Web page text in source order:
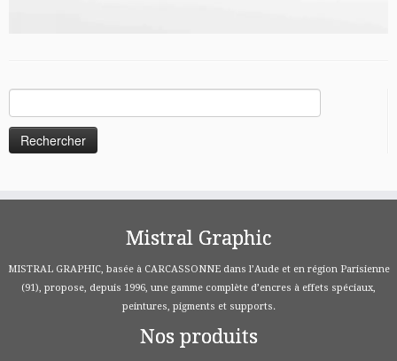
Mistral Graphic
MISTRAL GRAPHIC, basée à CARCASSONNE dans l’Aude et en région Parisienne
(91), propose, depuis 1996, une gamme complète d’encres à effets spéciaux,
peintures, pigments et supports.
Nos produits